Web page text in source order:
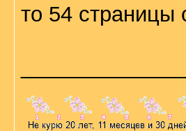
то 54 страницы